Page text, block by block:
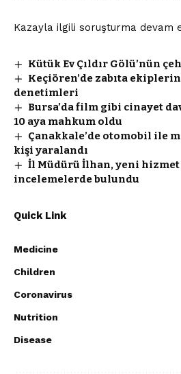
Kazayla ilgili soruşturma devam
Kütük Ev Çıldır Gölü’nün
Keçiören’de zabıta
denetimleri
Bursa’da film gibi cinayet
10 aya mahkum oldu
Çanakkale’de otomobil ile
kişi yaralandı
İl Müdürü İlhan, yeni hizmet
incelemelerde bulundu
Quick Link
Medicine
Children
Coronavirus
Nutrition
Disease